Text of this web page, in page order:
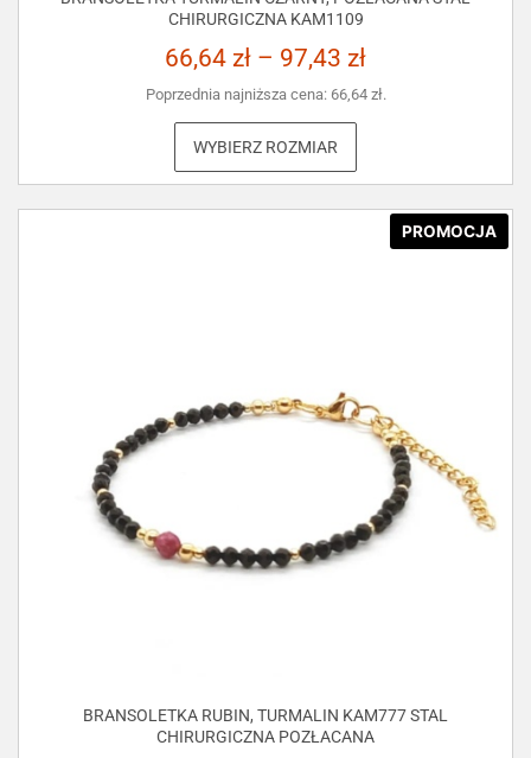
CHIRURGICZNA KAM1109
66,64 zł – 97,43 zł
Poprzednia najniższa cena: 66,64 zł.
WYBIERZ ROZMIAR
PROMOCJA
BRANSOLETKA RUBIN, TURMALIN KAM777 STAL
CHIRURGICZNA POZŁACANA